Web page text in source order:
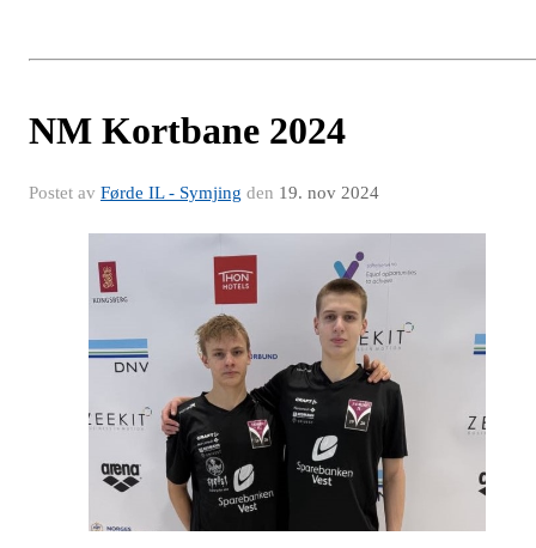
NM Kortbane 2024
Postet av Førde IL - Symjing den 19. nov 2024